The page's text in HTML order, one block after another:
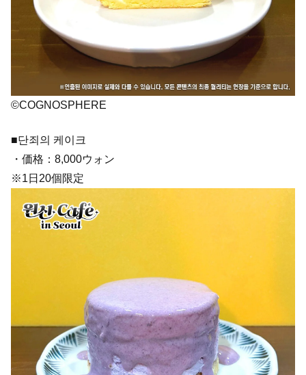
©COGNOSPHERE
■단죄의 케이크
・価格：8,000ウォン
※1日20個限定